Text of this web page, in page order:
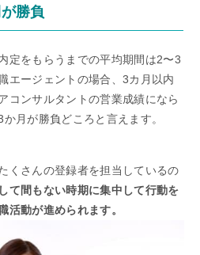
勝負
定をもらうまでの平均期間は2〜3
エージェントの場合、3カ月以内
コンサルタントの営業成績になら
月が勝負どころと言えます。
くさんの登録者を担当しているの
て間もない時期に集中して行動を
活動が進められます。